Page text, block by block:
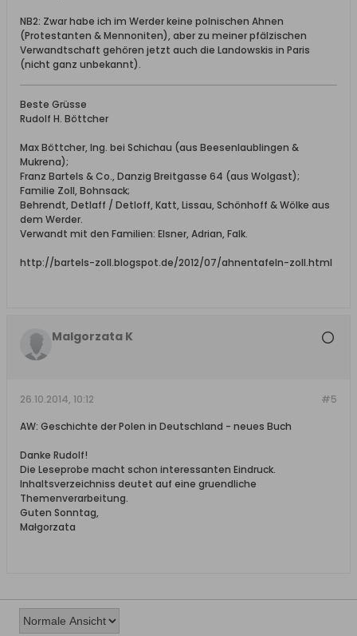
NB2: Zwar habe ich im Werder keine polnischen Ahnen
(Protestanten & Mennoniten), aber zu meiner pfälzischen
Verwandtschaft gehören jetzt auch die Landowskis in Paris
(nicht ganz unbekannt).
Beste Grüsse
Rudolf H. Böttcher
Max Böttcher, Ing. bei Schichau (aus Beesenlaublingen &
Mukrena);
Franz Bartels & Co., Danzig Breitgasse 64 (aus Wolgast);
Familie Zoll, Bohnsack;
Behrendt, Detlaff / Detloff, Katt, Lissau, Schönhoff & Wölke aus
dem Werder.
Verwandt mit den Familien: Elsner, Adrian, Falk.
http://bartels-zoll.blogspot.de/2012/07/ahnentafeln-zoll.html
Malgorzata K
#5
26.10.2014, 10:12
AW: Geschichte der Polen in Deutschland - neues Buch
Danke Rudolf!
Die Leseprobe macht schon interessanten Eindruck.
Inhaltsverzeichniss deutet auf eine gruendliche
Themenverarbeitung.
Guten Sonntag,
Małgorzata